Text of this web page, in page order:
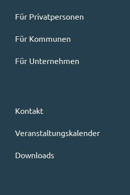
Für Privatpersonen
Für Kommunen
Für Unternehmen
Kontakt
Veranstaltungskalender
Downloads